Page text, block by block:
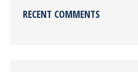
RECENT COMMENTS